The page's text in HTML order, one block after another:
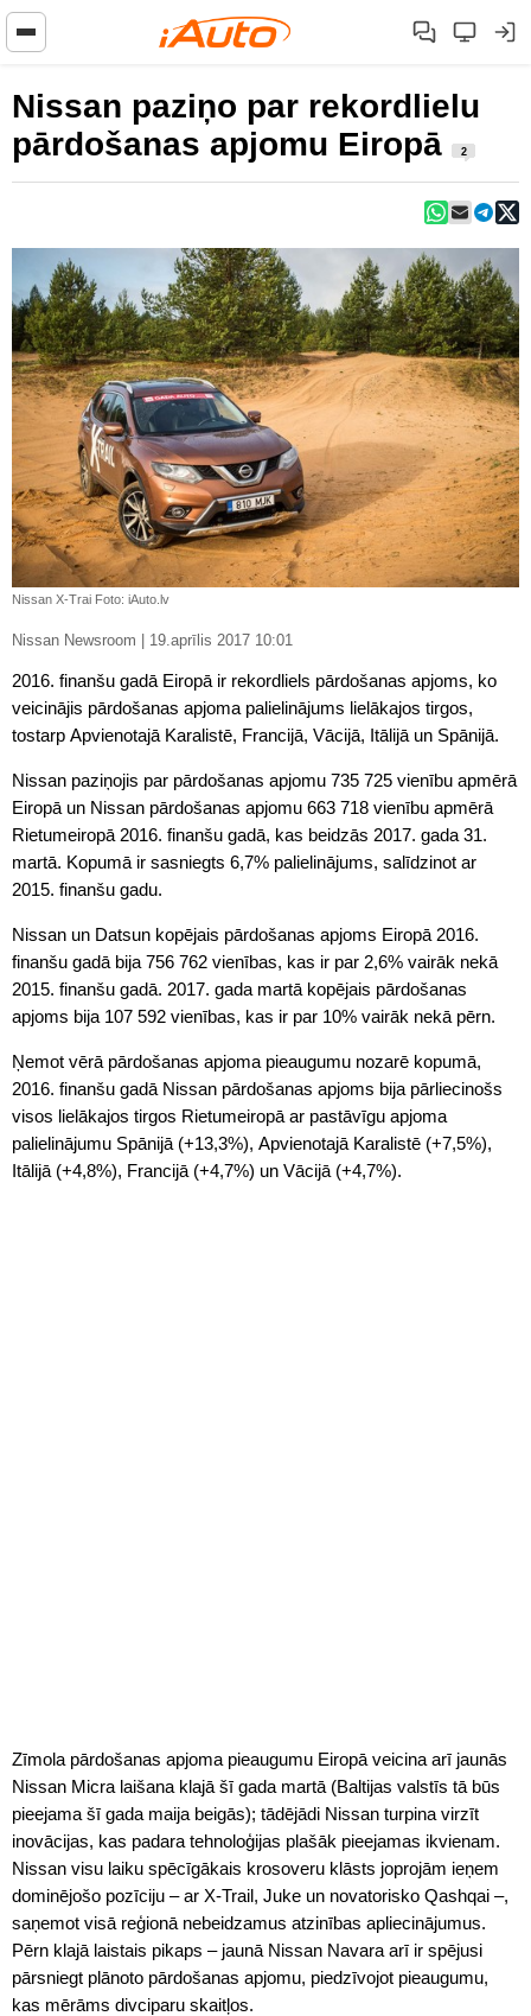
Nissan paziņo par rekordlielu
pārdošanas apjomu Eiropā
2
Nissan X-Trai Foto: iAuto.lv
Nissan Newsroom | 19.aprīlis 2017 10:01
2016. finanšu gadā Eiropā ir rekordliels pārdošanas apjoms, ko
veicinājis pārdošanas apjoma palielinājums lielākajos tirgos,
tostarp Apvienotajā Karalistē, Francijā, Vācijā, Itālijā un Spānijā.
Nissan paziņojis par pārdošanas apjomu 735 725 vienību apmērā
Eiropā un Nissan pārdošanas apjomu 663 718 vienību apmērā
Rietumeiropā 2016. finanšu gadā, kas beidzās 2017. gada 31.
martā. Kopumā ir sasniegts 6,7% palielinājums, salīdzinot ar
2015. finanšu gadu.
Nissan un Datsun kopējais pārdošanas apjoms Eiropā 2016.
finanšu gadā bija 756 762 vienības, kas ir par 2,6% vairāk nekā
2015. finanšu gadā. 2017. gada martā kopējais pārdošanas
apjoms bija 107 592 vienības, kas ir par 10% vairāk nekā pērn.
Ņemot vērā pārdošanas apjoma pieaugumu nozarē kopumā,
2016. finanšu gadā Nissan pārdošanas apjoms bija pārliecinošs
visos lielākajos tirgos Rietumeiropā ar pastāvīgu apjoma
palielinājumu Spānijā (+13,3%), Apvienotajā Karalistē (+7,5%),
Itālijā (+4,8%), Francijā (+4,7%) un Vācijā (+4,7%).
Zīmola pārdošanas apjoma pieaugumu Eiropā veicina arī jaunās
Nissan Micra laišana klajā šī gada martā (Baltijas valstīs tā būs
pieejama šī gada maija beigās); tādējādi Nissan turpina virzīt
inovācijas, kas padara tehnoloģijas plašāk pieejamas ikvienam.
Nissan visu laiku spēcīgākais krosoveru klāsts joprojām ieņem
dominējošo pozīciju – ar X-Trail, Juke un novatorisko Qashqai –,
saņemot visā reģionā nebeidzamus atzinības apliecinājumus.
Pērn klajā laistais pikaps – jaunā Nissan Navara arī ir spējusi
pārsniegt plānoto pārdošanas apjomu, piedzīvojot pieaugumu,
kas mērāms divciparu skaitļos.